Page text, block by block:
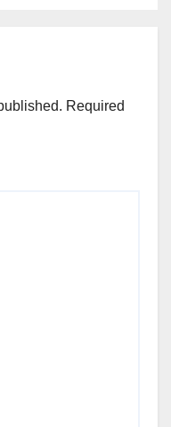
Required